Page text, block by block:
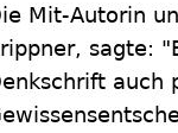
Mit-Autorin
sagte:
auch